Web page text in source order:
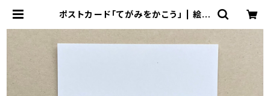
ポストカード「てがみをかこう」 | 絵本